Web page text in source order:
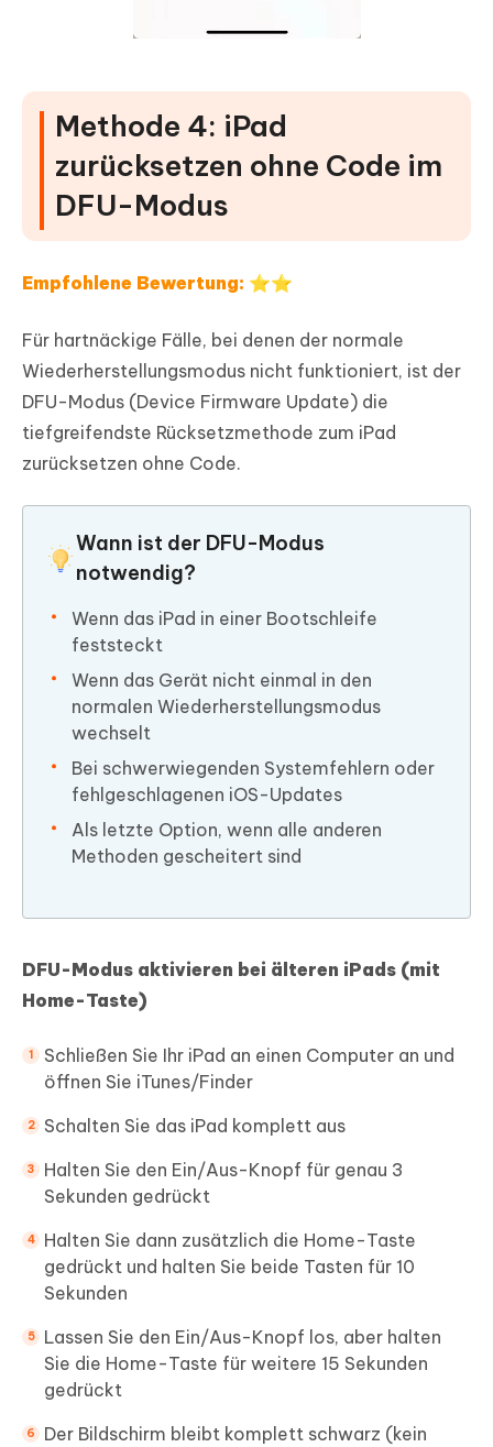
Methode 4: iPad
zurücksetzen ohne Code im
DFU-Modus
Empfohlene Bewertung: ⭐⭐
Für hartnäckige Fälle, bei denen der normale
Wiederherstellungsmodus nicht funktioniert, ist der
DFU-Modus (Device Firmware Update) die
tiefgreifendste Rücksetzmethode zum iPad
zurücksetzen ohne Code.
Wann ist der DFU-Modus
notwendig?
Wenn das iPad in einer Bootschleife
feststeckt
Wenn das Gerät nicht einmal in den
normalen Wiederherstellungsmodus
wechselt
Bei schwerwiegenden Systemfehlern oder
fehlgeschlagenen iOS-Updates
Als letzte Option, wenn alle anderen
Methoden gescheitert sind
DFU-Modus aktivieren bei älteren iPads (mit
Home-Taste)
Schließen Sie Ihr iPad an einen Computer an und
öffnen Sie iTunes/Finder
Schalten Sie das iPad komplett aus
Halten Sie den Ein/Aus-Knopf für genau 3
Sekunden gedrückt
Halten Sie dann zusätzlich die Home-Taste
gedrückt und halten Sie beide Tasten für 10
Sekunden
Lassen Sie den Ein/Aus-Knopf los, aber halten
Sie die Home-Taste für weitere 15 Sekunden
gedrückt
Der Bildschirm bleibt komplett schwarz (kein